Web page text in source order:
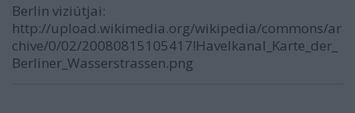
Berlin viziútjai:
http://upload.wikimedia.org/wikipedia/commons/ar
chive/0/02/20080815105417!Havelkanal_Karte_der_
Berliner_Wasserstrassen.png